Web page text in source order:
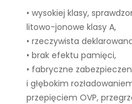
• wysokiej klasy,
litowo-jonowe klasy A,
• rzeczywista
• brak efektu pamięci,
• fabryczne
i głębokim
przepięciem OVP,